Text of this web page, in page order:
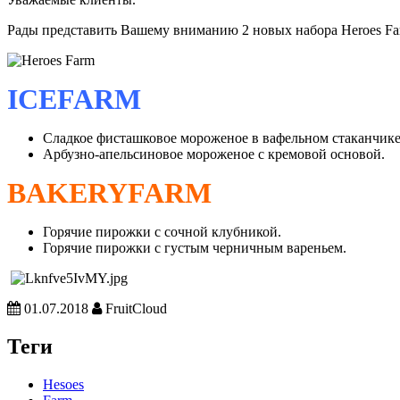
Рады представить Вашему вниманию 2 новых набора Heroes
ICEFARM
Сладкое фисташковое мороженое в вафельном
Арбузно-апельсиновое мороженое c кремовой основой.
BAKERYFARM
Горячие пирожки с сочной клубникой.
Горячие пирожки с густым черничным вареньем.
01.07.2018 FruitCloud
Теги
Hesoes